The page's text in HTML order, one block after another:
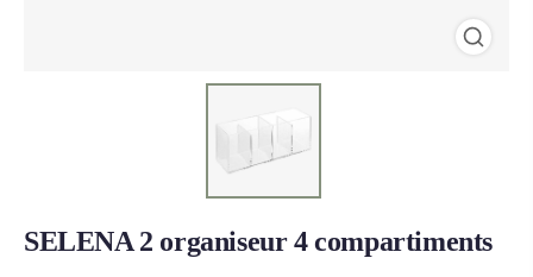
SELENA 2 organiseur 4 compartiments